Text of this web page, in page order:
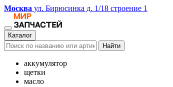
Москва ул. Бирюсинка д. 1/18 строение 1
Каталог
Найти
аккумулятор
щетки
масло